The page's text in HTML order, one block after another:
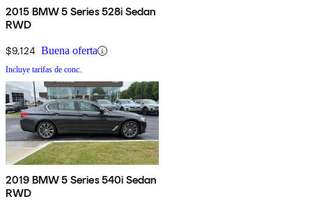
2015 BMW 5 Series 528i Sedan
RWD
$9,124 Buena oferta
Incluye tarifas de conc.
2019 BMW 5 Series 540i Sedan
RWD